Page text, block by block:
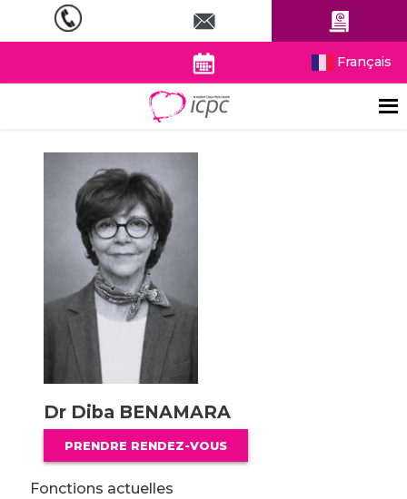
Dr Diba BENAMARA
PRENDRE RENDEZ-VOUS
Fonctions actuelles
Français